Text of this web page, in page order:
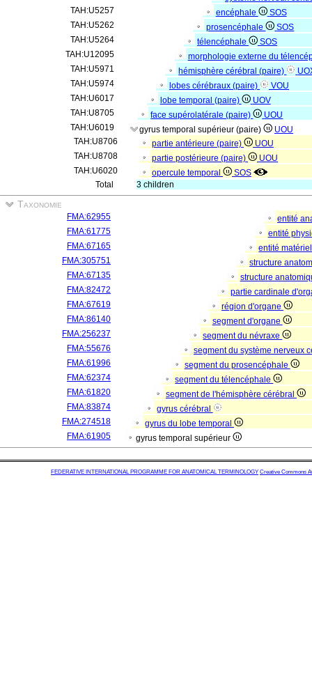
TAH:U5257
encéphale
SOS
TAH:U5262
prosencéphale
SOS
TAH:U5264
télencéphale
SOS
TAH:U12095
morphologie externe du
TAH:U5971
hémisphère cérébral (paire)
TAH:U5974
lobes cérébraux (paire)
VOU
TAH:U6017
lobe temporal (paire)
UOV
TAH:U8705
face supérolatérale (paire)
UOU
TAH:U6019
gyrus temporal supérieur (paire)
UOU
TAH:U8706
partie antérieure (paire)
UOU
TAH:U8708
partie postérieure (paire)
UOU
TAH:U6020
opercule temporal
SOS
Total
3 children
Taxonomie
FMA:62955
entité
FMA:61775
entité
FMA:67165
entité
FMA:305751
structure
FMA:67135
structure
FMA:82472
partie cardinale
FMA:67619
région d'organe
FMA:86140
segment d'organe
FMA:256237
segment du névraxe
FMA:55676
segment du système nerveux
FMA:61996
segment du prosencéphale
FMA:62374
segment du télencéphale
FMA:61820
segment de l'hémisphère cérébral
FMA:83874
gyrus cérébral
FMA:274518
gyrus du lobe temporal
FMA:61905
gyrus temporal supérieur
FEDERATIVE INTERNATIONAL PROGRAMME FOR ANATOMICAL TERMINOLOGY Creative Commons